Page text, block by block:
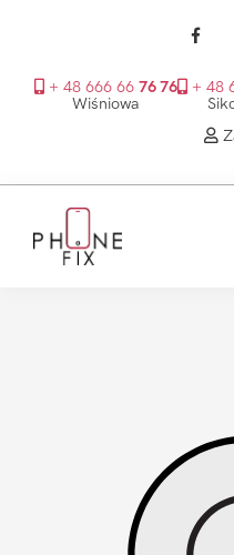
+ 48 666 66 76 76
Wiśniowa
+ 48
głównego